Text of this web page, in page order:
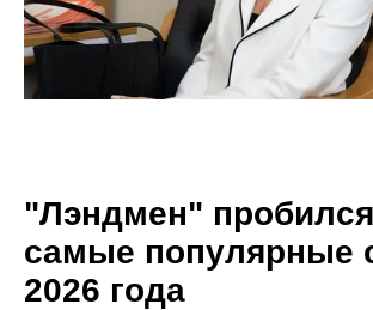
"Лэндмен"
самые популярные
2026 года